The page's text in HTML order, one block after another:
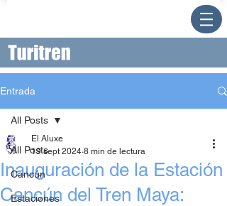
Entrada
All Posts
Cancún
Estaciones
All Posts
Inauguración de la Estación
Cancún del Tren Maya:
El Aluxe
19 sept 2024 8 min de lectura